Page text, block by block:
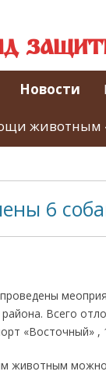
Новости
животным
6
Всего
«Восточный»
животным